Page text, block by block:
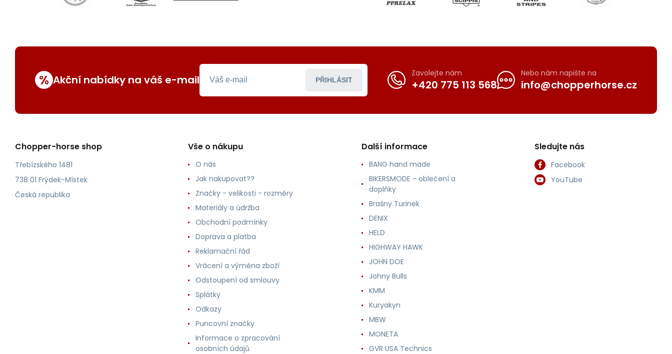
% Akční nabídky na váš e-mail PŘIHLÁSIT
Zavolejte nám
+420 775 113 568
Nebo nám napište na
info@chopperhorse.cz
Chopper-horse shop
Třebízského 1481
738 01 Frýdek-Místek
Česká republika
Vše o nákupu
O nás
Jak nakupovat??
Značky - velikosti - rozměry
Materiály a údržba
Obchodní podmínky
Doprava a platba
Reklamační řád
Vrácení a výměna zboží
Odstoupení od smlouvy
Splátky
Odkazy
Puncovní značky
Informace o zpracování
osobních údajů
Další informace
BANG hand made
BIKERSMODE - oblečení a
doplňky
Brašny Turinek
DENIX
HELD
HIGHWAY HAWK
JOHN DOE
Johny Bulls
KMM
Kuryakyn
MBW
MONETA
GVR USA Technics
Sledujte nás
Facebook
YouTube